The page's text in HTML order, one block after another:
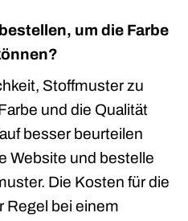
um die Farbe
Stoffmuster zu
und die Qualität
besser beurteilen
Website und bestelle
Die Kosten für die
Regel bei einem